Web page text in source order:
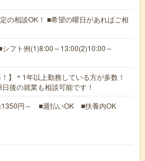
の相談OK！ ■希望の曜日があればご相
フト例(1)8:00～13:00(2)10:00～
！】＊1年以上勤務している方が多数！
後の就業も相談可能です！
1350円～ ■週払いOK ■扶養内OK